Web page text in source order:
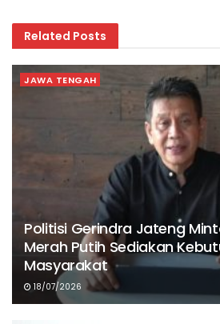
Related Posts
JAWA TENGAH
Politisi Gerindra Jateng
Merah Putih Sediakan
Masyarakat
18/07/2026